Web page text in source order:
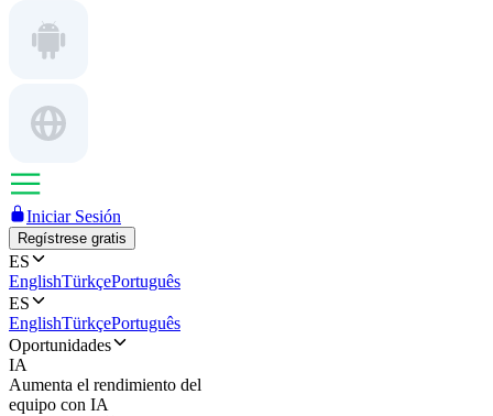
Iniciar Sesión
Regístrese gratis
ES
EnglishTürkçePortuguês
ES
EnglishTürkçePortuguês
Oportunidades
IA
Aumenta el rendimiento del
equipo con IA